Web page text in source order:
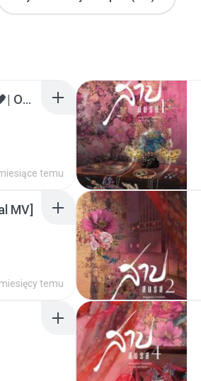
ไม่มีใครรู้ตัวเรา– UNHEARD MUSIC 🖤| Official Lyric Video | เพลงสู้ชีวิต
temu
MV]
temu